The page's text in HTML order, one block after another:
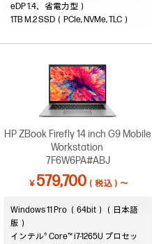
eDP 1.4、省電力型）
1TB M.2 SSD（PCIe, NVMe, TLC）
HP ZBook Firefly 14 inch G9 Mobile
Workstation
7F6W6PA#ABJ
￥ 579,700（税込）～
Windows 11 Pro （64bit）（日本語
版）
インテル® Core™ i7-1265U プロセッ